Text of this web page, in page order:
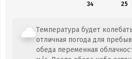
34
25
Температура будет
отличная погода для
обеда переменная